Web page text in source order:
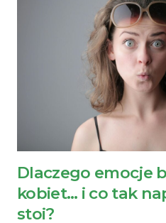
Dlaczego emocje
kobiet… i co tak
stoi?